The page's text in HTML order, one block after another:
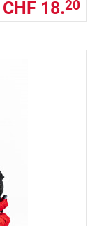
CHF 18.20